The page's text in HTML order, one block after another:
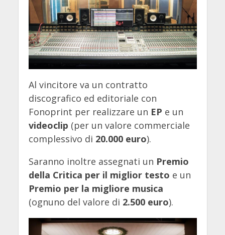
Al vincitore va un contratto
discografico ed editoriale con
Fonoprint per realizzare un EP e un
videoclip (per un valore commerciale
complessivo di 20.000 euro).
Saranno inoltre assegnati un Premio
della Critica per il miglior testo e un
Premio per la migliore musica
(ognuno del valore di 2.500 euro).